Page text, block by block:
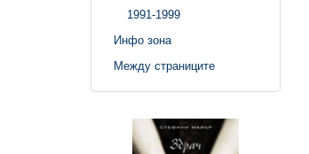
1991-1999
Инфо зона
Между страниците